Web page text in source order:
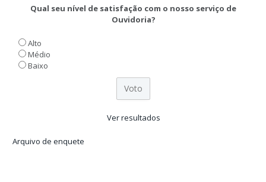
Qual seu nível de satisfação com o nosso serviço de
Ouvidoria?
Alto
Médio
Baixo
Ver resultados
Arquivo de enquete